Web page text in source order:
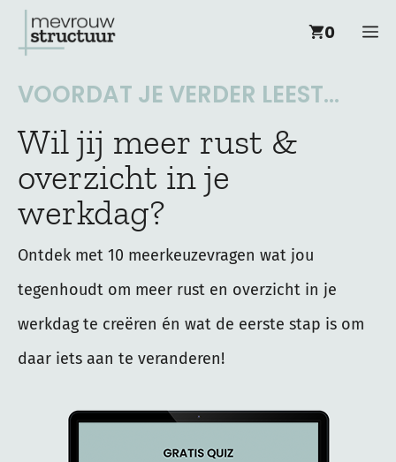
naar
0
VOORDAT JE VERDER LEEST...
Wil jij meer rust &
overzicht in je
werkdag?
Ontdek met 10 meerkeuzevragen wat jou
tegenhoudt om meer rust en overzicht in je
werkdag te creëren én wat de eerste stap is om
daar iets aan te veranderen!